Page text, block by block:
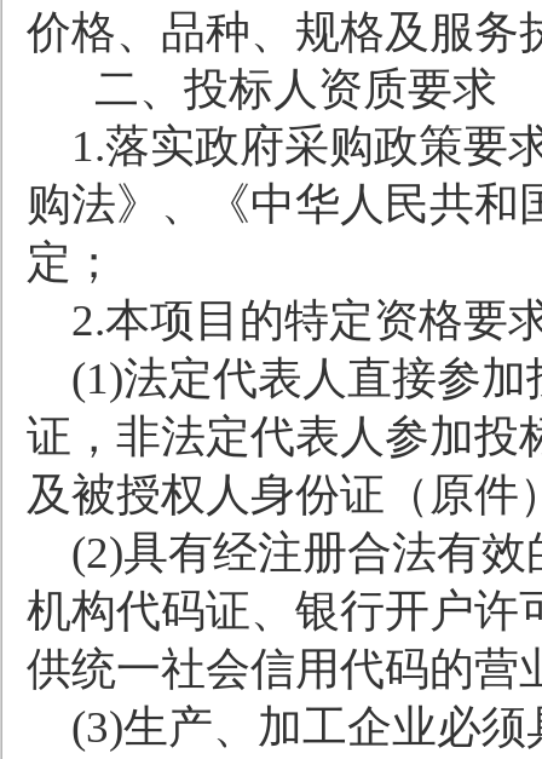
价格、品种、规格及服务
二、投标人资质要求
1.落实政府采购政策要
购法》、《中华人民共
定；
2.本项目的特定资格要
(1)法定代表人直接参
证，非法定代表人参加投
及被授权人身份证（原件
(2)具有经注册合法有
机构代码证、银行开户许
供统一社会信用代码的营
(3)生产、加工企业必